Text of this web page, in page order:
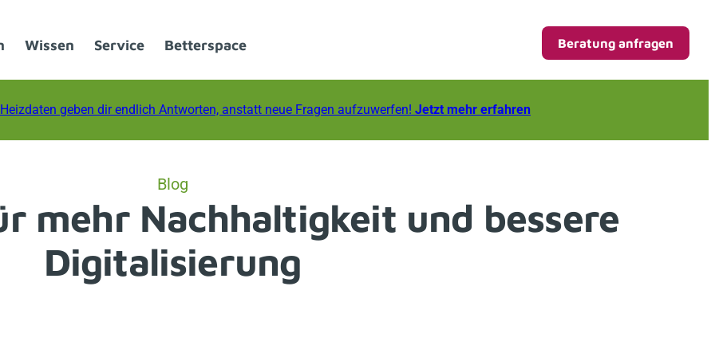
Wissen Service Betterspace Beratung anfragen
geben dir endlich Antworten, anstatt neue Fragen aufzuwerfen! Jetzt mehr erfahren
Blog
mehr Nachhaltigkeit und bessere
Digitalisierung